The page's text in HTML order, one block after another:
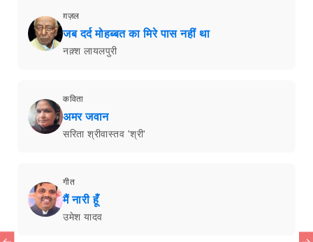
ग़ज़ल
जब दर्द मोहब्बत का मिरे पास नहीं था
नक़्श लायलपुरी
कविता
अमर जवान
सरिता श्रीवास्तव 'श्री'
गीत
मैं नारी हूँ
उमेश यादव